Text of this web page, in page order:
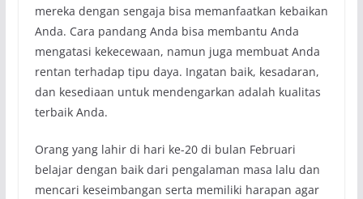
mereka dengan sengaja bisa memanfaatkan kebaikan
Anda. Cara pandang Anda bisa membantu Anda
mengatasi kekecewaan, namun juga membuat Anda
rentan terhadap tipu daya. Ingatan baik, kesadaran,
dan kesediaan untuk mendengarkan adalah kualitas
terbaik Anda.
Orang yang lahir di hari ke-20 di bulan Februari
belajar dengan baik dari pengalaman masa lalu dan
mencari keseimbangan serta memiliki harapan agar